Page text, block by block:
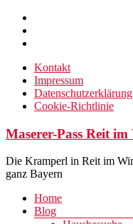
Zum
Inhalt
springen
Kontakt
Impressum
Datenschutzerklärung
Cookie-Richtlinie
Maserer-Pass Reit
Die Kramperl in Reit im
ganz Bayern
Menü
Home
Blog